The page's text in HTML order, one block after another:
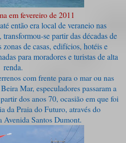
em fevereiro de 2011
então era local de veraneio nas
se partir das décadas de
de casas, edifícios, hotéis e
para moradores e turistas de alta
renda.
com frente para o mar ou nas
Mar, especuladores passaram a
dos anos 70, ocasião em que foi
da Praia do Futuro, através do
Avenida Santos Dumont.